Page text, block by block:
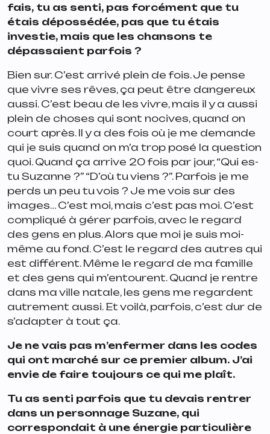
fais, tu as senti, pas forcément que tu
étais dépossédée, pas que tu étais
investie, mais que les chansons te
dépassaient parfois ?
Bien sur. C’est arrivé plein de fois. Je pense
que vivre ses rêves, ça peut être dangereux
aussi. C’est beau de les vivre, mais il y a aussi
plein de choses qui sont nocives, quand on
court après. Il y a des fois où je me demande
qui je suis quand on m’a trop posé la question
quoi. Quand ça arrive 20 fois par jour, “Qui es-
tu Suzanne ?” “D’où tu viens ?”. Parfois je me
perds un peu tu vois ? Je me vois sur des
images… C’est moi, mais c’est pas moi. C’est
compliqué à gérer parfois, avec le regard
des gens en plus. Alors que moi je suis moi-
même au fond. C’est le regard des autres qui
est différent. Même le regard de ma famille
et des gens qui m’entourent. Quand je rentre
dans ma ville natale, les gens me regardent
autrement aussi. Et voilà, parfois, c’est dur de
s’adapter à tout ça.
Je ne vais pas m’enfermer dans les codes
qui ont marché sur ce premier album. J’ai
envie de faire toujours ce qui me plaît.
Tu as senti parfois que tu devais rentrer
dans un personnage Suzane, qui
correspondait à une énergie particulière